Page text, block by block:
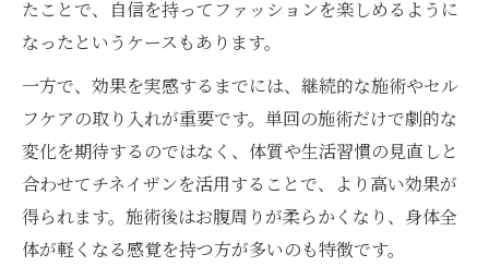
たことで、自信を持ってファッションを楽しめるように
なったというケースもあります。
一方で、効果を実感するまでには、継続的な施術やセル
フケアの取り入れが重要です。単回の施術だけで劇的な
変化を期待するのではなく、体質や生活習慣の見直しと
合わせてチネイザンを活用することで、より高い効果が
得られます。施術後はお腹周りが柔らかくなり、身体全
体が軽くなる感覚を持つ方が多いのも特徴です。